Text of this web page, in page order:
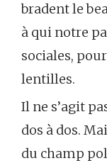
bradent le
à qui notre
sociales,
lentilles.
Il ne s’agit
dos à dos.
du champ